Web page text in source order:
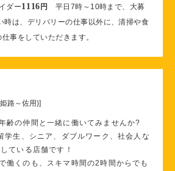
ダー1116円 平日7時～10時まで、大募
時は、デリバリーの仕事以外に、清掃や食
事をしていただきます。
路～佐用)]
齢の仲間と一緒に働いてみませんか?
学生、シニア、ダブルワーク、社会人な
ている店舗です！
働くのも、スキマ時間の2時間からでも